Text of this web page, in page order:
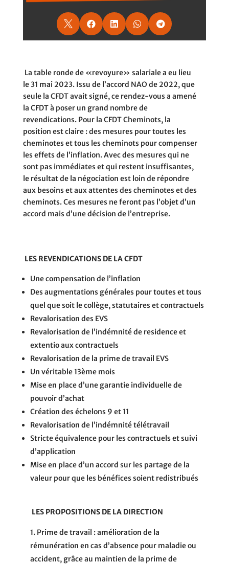
    
La table ronde de «revoyure» salariale a eu lieu
le 31 mai 2023. Issu de l’accord NAO de 2022, que
seule la CFDT avait signé, ce rendez-vous a amené
la CFDT à poser un grand nombre de
revendications. Pour la CFDT Cheminots, la
position est claire : des mesures pour toutes les
cheminotes et tous les cheminots pour compenser
les effets de l’inflation.Avec des mesures qui ne
sont pas immédiates et qui restent insuffisantes,
le résultat de la négociation est loin de répondre
aux besoins et aux attentes des cheminotes et des
cheminots.Ces mesures ne feront pas l’objet d’un
accord mais d’une décision de l’entreprise.
LES REVENDICATIONS DE LA CFDT
Une compensation de l’inflation
Des augmentations générales pour toutes et tous
quel que soit le collège, statutaires et contractuels
Revalorisation des EVS
Revalorisation de l’indémnité de residence et
extentio aux contractuels
Revalorisation de la prime de travail EVS
Un véritable 13ème mois
Mise en place d’une garantie individuelle de
pouvoir d’achat
Création des échelons 9 et 11
Revalorisation de l’indémnité télétravail
Stricte équivalence pour les contractuels et suivi
d’application
Mise en place d’un accord sur les partage de la
valeur pour que les bénéfices soient redistribués
LES PROPOSITIONS DE LA DIRECTION
1. Prime de travail : amélioration de la
rémunération en cas d’absence pour maladie ou
accident, grâce au maintien de la prime de